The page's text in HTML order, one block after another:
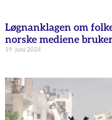
Løgnanklagen om
norske mediene
19. juni 2024